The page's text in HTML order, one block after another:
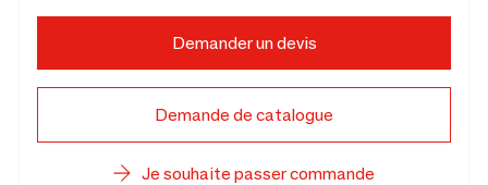
Demander un devis
Demande de catalogue
Je souhaite passer commande